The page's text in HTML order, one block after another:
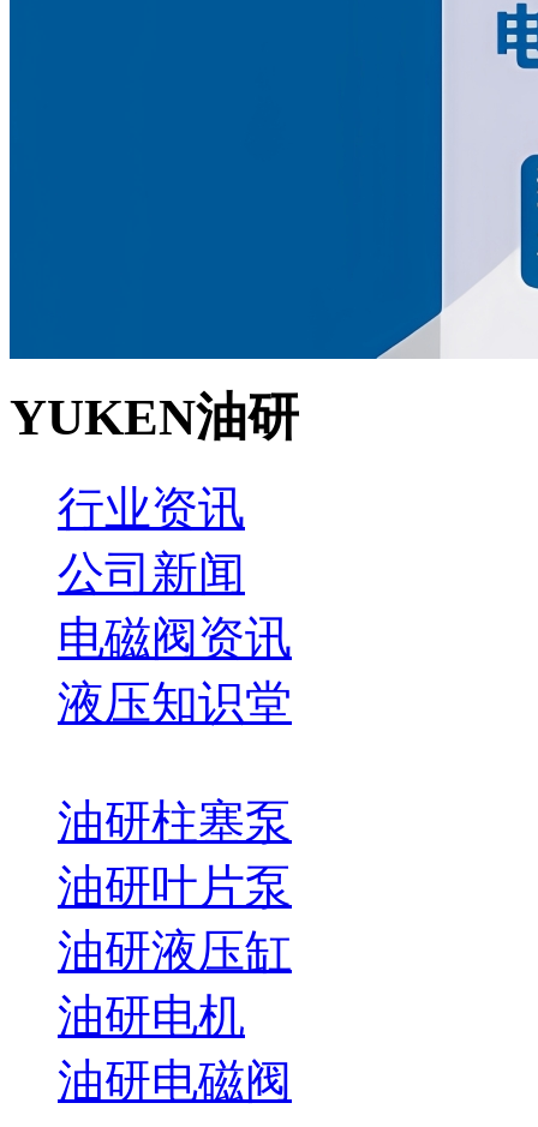
YUKEN油研
行业资讯
公司新闻
电磁阀资讯
液压知识堂
油研柱塞泵
油研叶片泵
油研液压缸
油研电机
油研电磁阀